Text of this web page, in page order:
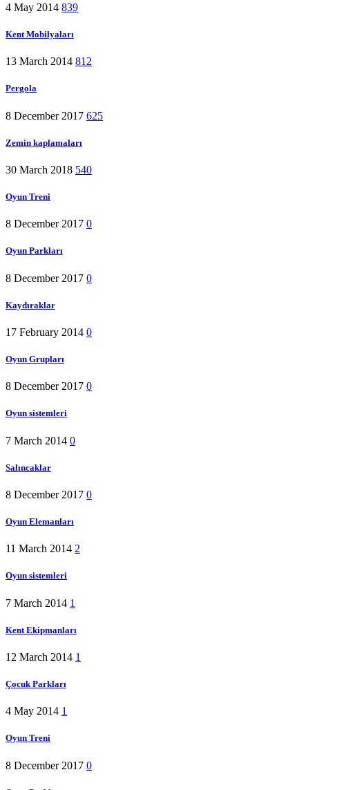
4 May 2014 839
Kent Mobilyaları
13 March 2014 812
Pergola
8 December 2017 625
Zemin kaplamaları
30 March 2018 540
Oyun Treni
8 December 2017 0
Oyun Parkları
8 December 2017 0
Kaydıraklar
17 February 2014 0
Oyun Grupları
8 December 2017 0
Oyun sistemleri
7 March 2014 0
Salıncaklar
8 December 2017 0
Oyun Elemanları
11 March 2014 2
Oyun sistemleri
7 March 2014 1
Kent Ekipmanları
12 March 2014 1
Çocuk Parkları
4 May 2014 1
Oyun Treni
8 December 2017 0